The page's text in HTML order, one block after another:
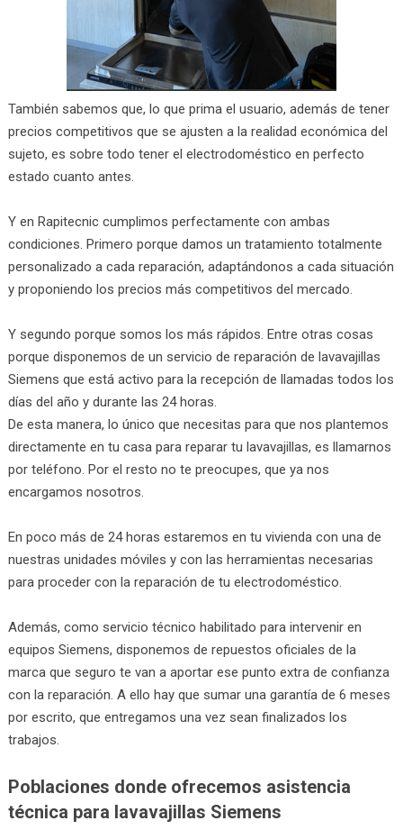
También sabemos que, lo que prima el usuario, además de tener
precios competitivos que se ajusten a la realidad económica del
sujeto, es sobre todo tener el electrodoméstico en perfecto
estado cuanto antes.
Y en Rapitecnic cumplimos perfectamente con ambas
condiciones. Primero porque damos un tratamiento totalmente
personalizado a cada reparación, adaptándonos a cada situación
y proponiendo los precios más competitivos del mercado.
Y segundo porque somos los más rápidos. Entre otras cosas
porque disponemos de un servicio de reparación de lavavajillas
Siemens que está activo para la recepción de llamadas todos los
días del año y durante las 24 horas.
De esta manera, lo único que necesitas para que nos plantemos
directamente en tu casa para reparar tu lavavajillas, es llamarnos
por teléfono. Por el resto no te preocupes, que ya nos
encargamos nosotros.
En poco más de 24 horas estaremos en tu vivienda con una de
nuestras unidades móviles y con las herramientas necesarias
para proceder con la reparación de tu electrodoméstico.
Además, como servicio técnico habilitado para intervenir en
equipos Siemens, disponemos de repuestos oficiales de la
marca que seguro te van a aportar ese punto extra de confianza
con la reparación. A ello hay que sumar una garantía de 6 meses
por escrito, que entregamos una vez sean finalizados los
trabajos.
Poblaciones donde ofrecemos asistencia
técnica para lavavajillas Siemens